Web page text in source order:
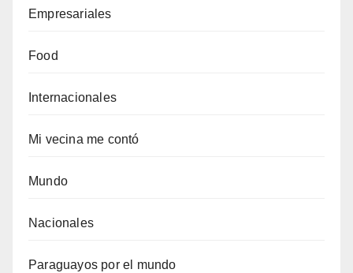
Empresariales
Food
Internacionales
Mi vecina me contó
Mundo
Nacionales
Paraguayos por el mundo